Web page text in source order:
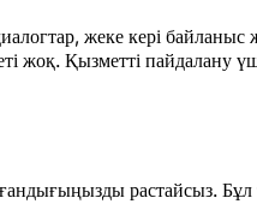
жеке кері байланыс
жоқ. Қызметті пайдалану
растайсыз.